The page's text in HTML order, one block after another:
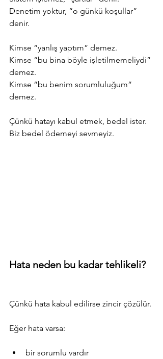
Denetim yoktur, “o günkü koşullar”
denir.
Kimse “yanlış yaptım” demez.
Kimse “bu bina böyle işletilmemeliydi”
demez.
Kimse “bu benim sorumluluğum”
demez.
Çünkü hatayı kabul etmek, bedel ister.
Biz bedel ödemeyi sevmeyiz.
Hata neden bu kadar tehlikeli?
Çünkü hata kabul edilirse zincir çözülür.
Eğer hata varsa:
bir sorumlu vardır